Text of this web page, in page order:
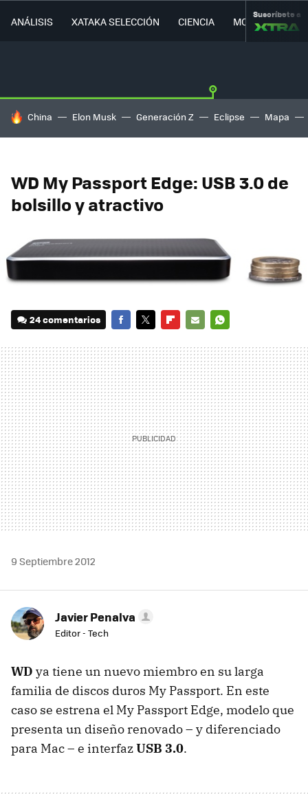
ANÁLISIS XATAKA SELECCIÓN CIENCIA MOVILIDAD
Suscríbete a
HOY SE HABLA DE
China Elon Musk Generación Z Eclipse Mapa
WD My Passport Edge: USB 3.0 de
bolsillo y atractivo
24 comentarios
MAIL
9 Septiembre 2012
Javier Penalva
Editor - Tech
WD ya tiene un nuevo miembro en su larga
familia de discos duros My Passport. En este
caso se estrena el My Passport Edge, modelo que
presenta un diseño renovado – y diferenciado
para Mac – e interfazUSB 3.0.